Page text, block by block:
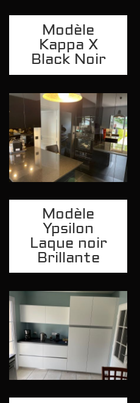
Modèle
Kappa X
Black Noir
Modèle
Ypsilon
Laque noir
Brillante